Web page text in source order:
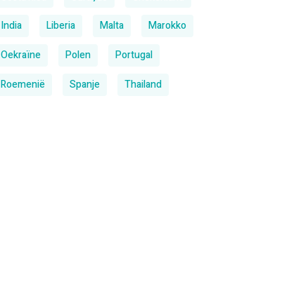
India
Liberia Malta
Marokko
Oekraïne
Polen
Portugal
Roemenië
Spanje Thailand